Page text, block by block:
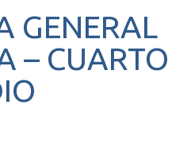
GENERAL
– CUARTO